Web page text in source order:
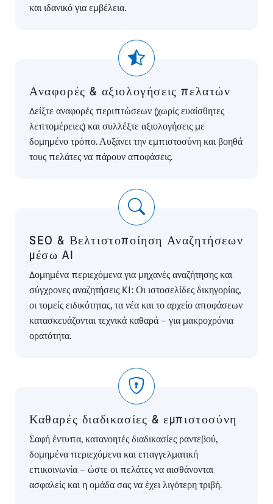
και ιδανικό για εμβέλεια.
Αναφορές & αξιολογήσεις πελατών
Δείξτε αναφορές περιπτώσεων (χωρίς ευαίσθητες
λεπτομέρειες) και συλλέξτε αξιολογήσεις με
δομημένο τρόπο. Αυξάνει την εμπιστοσύνη και βοηθά
τους πελάτες να πάρουν αποφάσεις.
SEO & Βελτιστοποίηση Αναζητήσεων
μέσω AI
Δομημένα περιεχόμενα για μηχανές αναζήτησης και
σύγχρονες αναζητήσεις KI: Οι ιστοσελίδες δικηγορίας,
οι τομείς ειδικότητας, τα νέα και το αρχείο αποφάσεων
κατασκευάζονται τεχνικά καθαρά – για μακροχρόνια
ορατότητα.
Καθαρές διαδικασίες & εμπιστοσύνη
Σαφή έντυπα, κατανοητές διαδικασίες ραντεβού,
δομημένα περιεχόμενα και επαγγελματική
επικοινωνία – ώστε οι πελάτες να αισθάνονται
ασφαλείς και η ομάδα σας να έχει λιγότερη τριβή.